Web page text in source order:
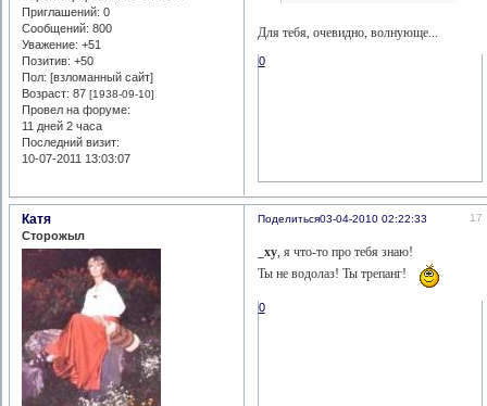
Приглашений: 0
Сообщений: 800
Уважение: +51
Позитив: +50
Пол: [взломанный сайт]
Возраст: 87[1938-09-10]
Провел на форуме:
11 дней 2 часа
Последний визит:
10-07-2011 13:03:07
Для тебя, очевидно, волнующе...
0
Поделиться 17
03-04-2010 02:22:33
Катя
Сторожыл
_xy, я что-то про тебя знаю!
Ты не водолаз! Ты трепанг!
0